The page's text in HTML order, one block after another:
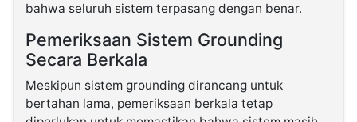
bahwa seluruh sistem terpasang dengan benar.
Pemeriksaan Sistem Grounding
Secara Berkala
Meskipun sistem grounding dirancang untuk
bertahan lama, pemeriksaan berkala tetap